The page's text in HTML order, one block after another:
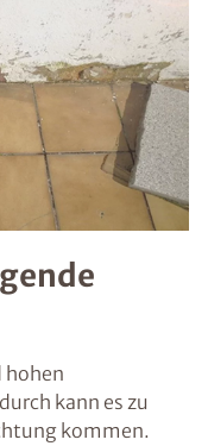
hohen
kann es zu
kommen.